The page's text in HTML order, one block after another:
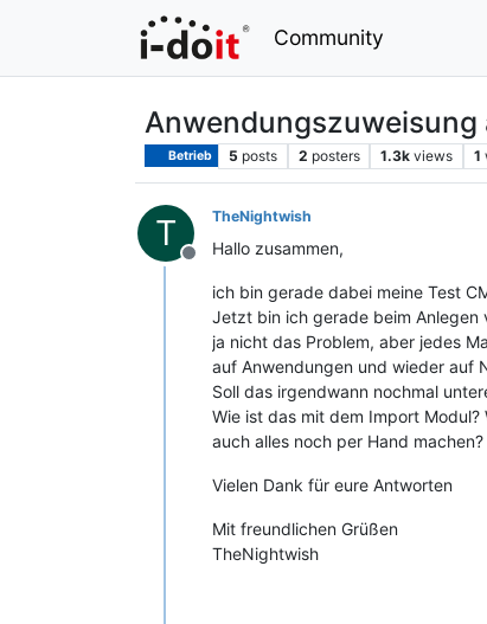
Community
Anwendungszuweisung
Betrieb 5 posts 2 posters 1.3k views 1
T
Offline
TheNightwish
Hallo zusammen,
ich bin gerade dabei meine Test
Jetzt bin ich gerade beim Anlegen
ja nicht das Problem, aber jedes
auf Anwendungen und wieder auf
Soll das irgendwann nochmal
Wie ist das mit dem Import
auch alles noch per Hand machen?
Vielen Dank für eure Antworten
Mit freundlichen Grüßen
TheNightwish